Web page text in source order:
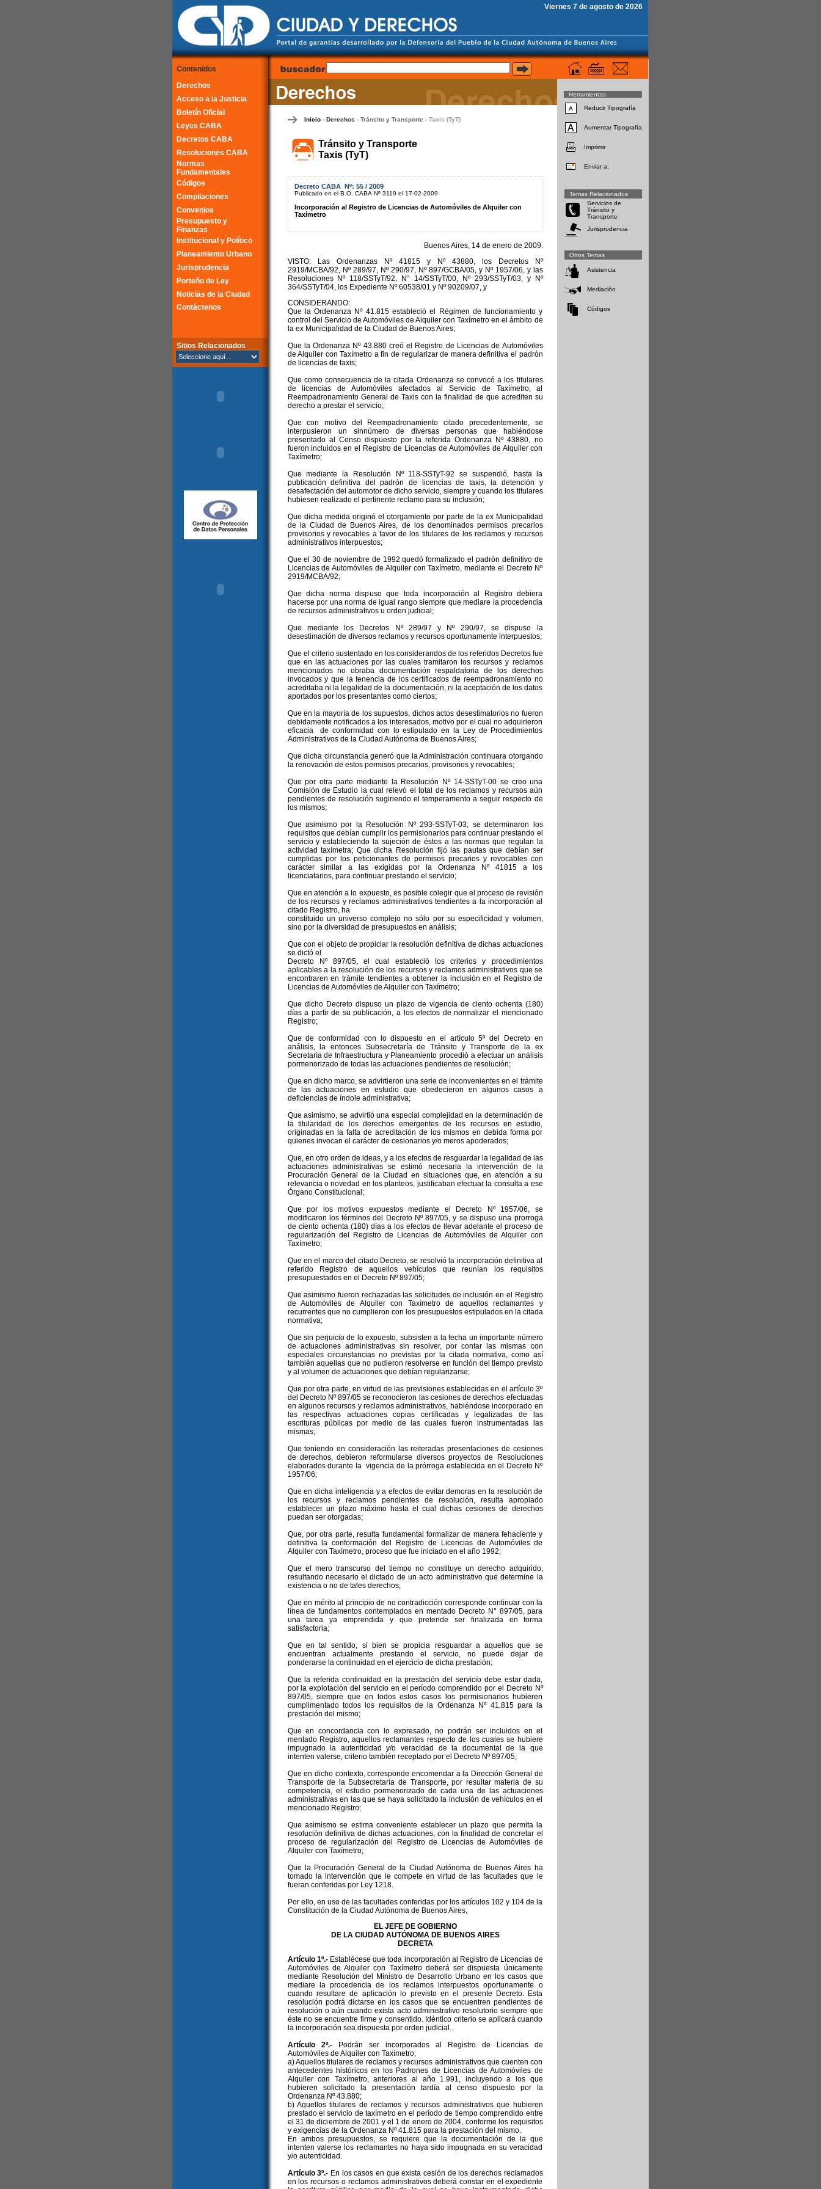
Viernes 7 de agosto de 2026
Contenidos
Derechos
Acceso a la Justicia
Boletín Oficial
Leyes CABA
Decretos CABA
Resoluciones CABA
Normas
Fundamentales
Códigos
Compilaciones
Convenios
Presupuesto y
Finanzas
Institucional y Político
Planeamiento Urbano
Jurisprudencia
Porteño de Ley
Noticias de la Ciudad
Contáctenos
Sitios Relacionados
Herramientas
Reducir Tipografía
Aumentar Tipografía
Imprimir
Enviar a:
Temas Relacionados
Servicios de
Tránsito y
Transporte
Jurisprudencia
Otros Temas
Asistencia
Mediación
Códigos
Inicio- Derechos - Tránsito y Transporte - Taxis (TyT)
Tránsito y Transporte
Taxis (TyT)
Decreto CABA Nº: 55 / 2009
Publicado en el B.O. CABA Nº 3119 el 17-02-2009
Incorporación al Registro de Licencias de Automóviles de Alquiler con
Taxímetro
Buenos Aires, 14 de enero de 2009.
VISTO: Las Ordenanzas Nº 41815 y Nº 43880, los Decretos Nº
2919/MCBA/92, Nº 289/97, Nº 290/97, Nº 897/GCBA/05, y Nº 1957/06, y las
Resoluciones Nº 118/SSTyT/92, N° 14/SSTyT/00, Nº 293/SSTyT/03, y Nº
364/SSTyT/04, los Expediente Nº 60538/01 y Nº 90209/07, y
CONSIDERANDO:
Que la Ordenanza Nº 41.815 estableció el Régimen de funcionamiento y
control del Servicio de Automóviles de Alquiler con Taxímetro en el ámbito de
la ex Municipalidad de la Ciudad de Buenos Aires;
Que la Ordenanza Nº 43.880 creó el Registro de Licencias de Automóviles
de Alquiler con Taxímetro a fin de regularizar de manera definitiva el padrón
de licencias de taxis;
Que como consecuencia de la citada Ordenanza se convocó a los titulares
de licencias de Automóviles afectados al Servicio de Taxímetro, al
Reempadronamiento General de Taxis con la finalidad de que acrediten su
derecho a prestar el servicio;
Que con motivo del Reempadronamiento citado precedentemente, se
interpusieron un sinnúmero de diversas personas que habiéndose
presentado al Censo dispuesto por la referida Ordenanza Nº 43880, no
fueron incluidos en el Registro de Licencias de Automóviles de Alquiler con
Taxímetro;
Que mediante la Resolución Nº 118-SSTyT-92 se suspendió, hasta la
publicación definitiva del padrón de licencias de taxis, la detención y
desafectación del automotor de dicho servicio, siempre y cuando los titulares
hubiesen realizado el pertinente reclamo para su inclusión;
Que dicha medida originó el otorgamiento por parte de la ex Municipalidad
de la Ciudad de Buenos Aires, de los denominados permisos precarios
provisorios y revocables a favor de los titulares de los reclamos y recursos
administrativos interpuestos;
Que el 30 de noviembre de 1992 quedó formalizado el padrón definitivo de
Licencias de Automóviles de Alquiler con Taxímetro, mediante el Decreto Nº
2919/MCBA/92;
Que dicha norma dispuso que toda incorporación al Registro debiera
hacerse por una norma de igual rango siempre que mediare la procedencia
de recursos administrativos u orden judicial;
Que mediante los Decretos Nº 289/97 y Nº 290/97, se dispuso la
desestimación de diversos reclamos y recursos oportunamente interpuestos;
Que el criterio sustentado en los considerandos de los referidos Decretos fue
que en las actuaciones por las cuales tramitaron los recursos y reclamos
mencionados no obraba documentación respaldatoria de los derechos
invocados y que la tenencia de los certificados de reempadronamiento no
acreditaba ni la legalidad de la documentación, ni la aceptación de los datos
aportados por los presentantes como ciertos;
Que en la mayoría de los supuestos, dichos actos desestimatorios no fueron
debidamente notificados a los interesados, motivo por el cual no adquirieron
eficacia de conformidad con lo estipulado en la Ley de Procedimientos
Administrativos de la Ciudad Autónoma de Buenos Aires;
Que dicha circunstancia generó que la Administración continuara otorgando
la renovación de estos permisos precarios, provisorios y revocables;
Que por otra parte mediante la Resolución Nº 14-SSTyT-00 se creo una
Comisión de Estudio la cual relevó el total de los reclamos y recursos aún
pendientes de resolución sugiriendo el temperamento a seguir respecto de
los mismos;
Que asimismo por la Resolución Nº 293-SSTyT-03, se determinaron los
requisitos que debían cumplir los permisionarios para continuar prestando el
servicio y estableciendo la sujeción de éstos a las normas que regulan la
actividad taxímetra; Que dicha Resolución fijó las pautas que debían ser
cumplidas por los peticionantes de permisos precarios y revocables con
carácter similar a las exigidas por la Ordenanza Nº 41815 a los
licenciatarios, para continuar prestando el servicio;
Que en atención a lo expuesto, es posible colegir que el proceso de revisión
de los recursos y reclamos administrativos tendientes a la incorporación al
citado Registro, ha
constituido un universo complejo no sólo por su especificidad y volumen,
sino por la diversidad de presupuestos en análisis;
Que con el objeto de propiciar la resolución definitiva de dichas actuaciones
se dictó el
Decreto Nº 897/05, el cual estableció los criterios y procedimientos
aplicables a la resolución de los recursos y reclamos administrativos que se
encontraren en trámite tendientes a obtener la inclusión en el Registro de
Licencias de Automóviles de Alquiler con Taxímetro;
Que dicho Decreto dispuso un plazo de vigencia de ciento ochenta (180)
días a partir de su publicación, a los efectos de normalizar el mencionado
Registro;
Que de conformidad con lo dispuesto en el artículo 5º del Decreto en
análisis, la entonces Subsecretaría de Tránsito y Transporte de la ex
Secretaría de Infraestructura y Planeamiento procedió a efectuar un análisis
pormenorizado de todas las actuaciones pendientes de resolución;
Que en dicho marco, se advirtieron una serie de inconvenientes en el trámite
de las actuaciones en estudio que obedecieron en algunos casos a
deficiencias de índole administrativa;
Que asimismo, se advirtió una especial complejidad en la determinación de
la titularidad de los derechos emergentes de los recursos en estudio,
originadas en la falta de acreditación de los mismos en debida forma por
quienes invocan el carácter de cesionarios y/o meros apoderados;
Que, en otro orden de ideas, y a los efectos de resguardar la legalidad de las
actuaciones administrativas se estimó necesaria la intervención de la
Procuración General de la Ciudad en situaciones que, en atención a su
relevancia o novedad en los planteos, justificaban efectuar la consulta a ese
Órgano Constitucional;
Que por los motivos expuestos mediante el Decreto Nº 1957/06, se
modificaron los términos del Decreto Nº 897/05, y se dispuso una prorroga
de ciento ochenta (180) días a los efectos de llevar adelante el proceso de
regularización del Registro de Licencias de Automóviles de Alquiler con
Taxímetro;
Que en el marco del citado Decreto, se resolvió la incorporación definitiva al
referido Registro de aquellos vehículos que reunían los requisitos
presupuestados en el Decreto Nº 897/05;
Que asimismo fueron rechazadas las solicitudes de inclusión en el Registro
de Automóviles de Alquiler con Taxímetro de aquellos reclamantes y
recurrentes que no cumplieron con los presupuestos estipulados en la citada
normativa;
Que sin perjuicio de lo expuesto, subsisten a la fecha un importante número
de actuaciones administrativas sin resolver, por contar las mismas con
especiales circunstancias no previstas por la citada normativa, como así
también aquellas que no pudieron resolverse en función del tiempo previsto
y al volumen de actuaciones que debían regularizarse;
Que por otra parte, en virtud de las previsiones establecidas en el artículo 3º
del Decreto Nº 897/05 se reconocieron las cesiones de derechos efectuadas
en algunos recursos y reclamos administrativos, habiéndose incorporado en
las respectivas actuaciones copias certificadas y legalizadas de las
escrituras públicas por medio de las cuales fueron instrumentadas las
mismas;
Que teniendo en consideración las reiteradas presentaciones de cesiones
de derechos, debieron reformularse diversos proyectos de Resoluciones
elaborados durante la vigencia de la prórroga establecida en el Decreto Nº
1957/06;
Que en dicha inteligencia y a efectos de evitar demoras en la resolución de
los recursos y reclamos pendientes de resolución, resulta apropiado
establecer un plazo máximo hasta el cual dichas cesiones de derechos
puedan ser otorgadas;
Que, por otra parte, resulta fundamental formalizar de manera fehaciente y
definitiva la conformación del Registro de Licencias de Automóviles de
Alquiler con Taxímetro, proceso que fue iniciado en el año 1992;
Que el mero transcurso del tiempo no constituye un derecho adquirido,
resultando necesario el dictado de un acto administrativo que determine la
existencia o no de tales derechos;
Que en mérito al principio de no contradicción corresponde continuar con la
línea de fundamentos contemplados en mentado Decreto N° 897/05, para
una tarea ya emprendida y que pretende ser finalizada en forma
satisfactoria;
Que en tal sentido, si bien se propicia resguardar a aquellos que se
encuentran actualmente prestando el servicio, no puede dejar de
ponderarse la continuidad en el ejercicio de dicha prestación;
Que la referida continuidad en la prestación del servicio debe estar dada,
por la explotación del servicio en el período comprendido por el Decreto Nº
897/05, siempre que en todos estos casos los permisionarios hubieren
cumplimentado todos los requisitos de la Ordenanza Nº 41.815 para la
prestación del mismo;
Que en concordancia con lo expresado, no podrán ser incluidos en el
mentado Registro, aquellos reclamantes respecto de los cuales se hubiere
impugnado la autenticidad y/o veracidad de la documental de la que
intenten valerse, criterio también receptado por el Decreto Nº 897/05;
Que en dicho contexto, corresponde encomendar a la Dirección General de
Transporte de la Subsecretaría de Transporte, por resultar materia de su
competencia, el estudio pormenorizado de cada una de las actuaciones
administrativas en las que se haya solicitado la inclusión de vehículos en el
mencionado Registro;
Que asimismo se estima conveniente establecer un plazo que permita la
resolución definitiva de dichas actuaciones, con la finalidad de concretar el
proceso de regularización del Registro de Licencias de Automóviles de
Alquiler con Taxímetro;
Que la Procuración General de la Ciudad Autónoma de Buenos Aires ha
tomado la intervención que le compete en virtud de las facultades que le
fueran conferidas por Ley 1218.
Por ello, en uso de las facultades conferidas por los artículos 102 y 104 de la
Constitución de la Ciudad Autónoma de Buenos Aires,
EL JEFE DE GOBIERNO
DE LA CIUDAD AUTÓNOMA DE BUENOS AIRES
DECRETA
Artículo 1º.-Establécese que toda incorporación al Registro de Licencias de
Automóviles de Alquiler con Taxímetro deberá ser dispuesta únicamente
mediante Resolución del Ministro de Desarrollo Urbano en los casos que
mediare la procedencia de los reclamos interpuestos oportunamente o
cuando resultare de aplicación lo previsto en el presente Decreto. Esta
resolución podrá dictarse en los casos que se encuentren pendientes de
resolución o aún cuando exista acto administrativo resolutorio siempre que
éste no se encuentre firme y consentido. Idéntico criterio se aplicará cuando
la incorporación sea dispuesta por orden judicial.
Artículo 2º.-Podrán ser incorporados al Registro de Licencias de
Automóviles de Alquiler con Taxímetro;
a) Aquellos titulares de reclamos y recursos administrativos que cuenten con
antecedentes históricos en los Padrones de Licencias de Automóviles de
Alquiler con Taxímetro, anteriores al año 1.991, incluyendo a los que
hubieren solicitado la presentación tardía al censo dispuesto por la
Ordenanza Nº 43.880;
b) Aquellos titulares de reclamos y recursos administrativos que hubieren
prestado el servicio de taxímetro en el período de tiempo comprendido entre
el 31 de diciembre de 2001 y el 1 de enero de 2004, conforme los requisitos
y exigencias de la Ordenanza Nº 41.815 para la prestación del mismo.
En ambos presupuestos, se requiere que la documentación de la que
intenten valerse los reclamantes no haya sido impugnada en su veracidad
y/o autenticidad.
Artículo 3º.- En los casos en que exista cesión de los derechos reclamados
en los recursos o reclamos administrativos deberá constar en el expediente